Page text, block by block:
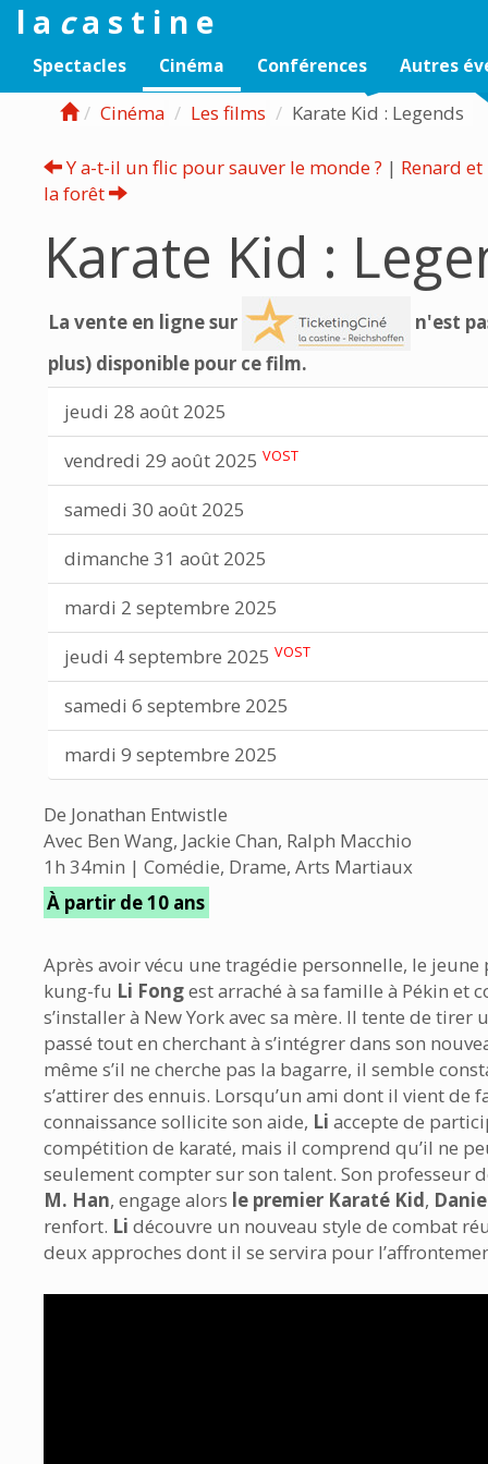
l a ca s t i n e
Spectacles Cinéma Conférences Autres
Cinéma Les films Karate Kid : Legends
Y a-t-il un flic pour sauver le monde ? | Renard
la forêt
Karate Kid :
La vente en ligne sur
n'est
plus) disponible pour ce film.
jeudi 28 août 2025
vendredi 29 août 2025 VOST
samedi 30 août 2025
dimanche 31 août 2025
mardi 2 septembre 2025
jeudi 4 septembre 2025 VOST
samedi 6 septembre 2025
mardi 9 septembre 2025
De Jonathan Entwistle
Avec Ben Wang, Jackie Chan, Ralph Macchio
1h 34min | Comédie, Drame, Arts Martiaux
À partir de 10 ans
Après avoir vécu une tragédie personnelle, le
kung-fu Li Fongest arraché à sa famille à Pékin et
s’installer à New York avec sa mère. Il tente de tirer
passé tout en cherchant à s’intégrer dans son
même s’il ne cherche pas la bagarre, il semble
s’attirer des ennuis. Lorsqu’un ami dont il vient de
connaissance sollicite son aide, Li accepte de
compétition de karaté, mais il comprend qu’il ne
seulement compter sur son talent. Son professeur
M. Han, engage alors le premier Karaté Kid,
renfort. Li découvre un nouveau style de combat
deux approches dont il se servira pour